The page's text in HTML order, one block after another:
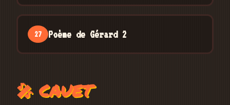
27 Poème de Gérard 2
🎤 CAUET